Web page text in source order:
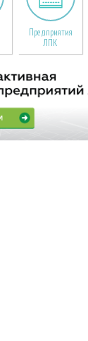
Предприятия
ЛПК